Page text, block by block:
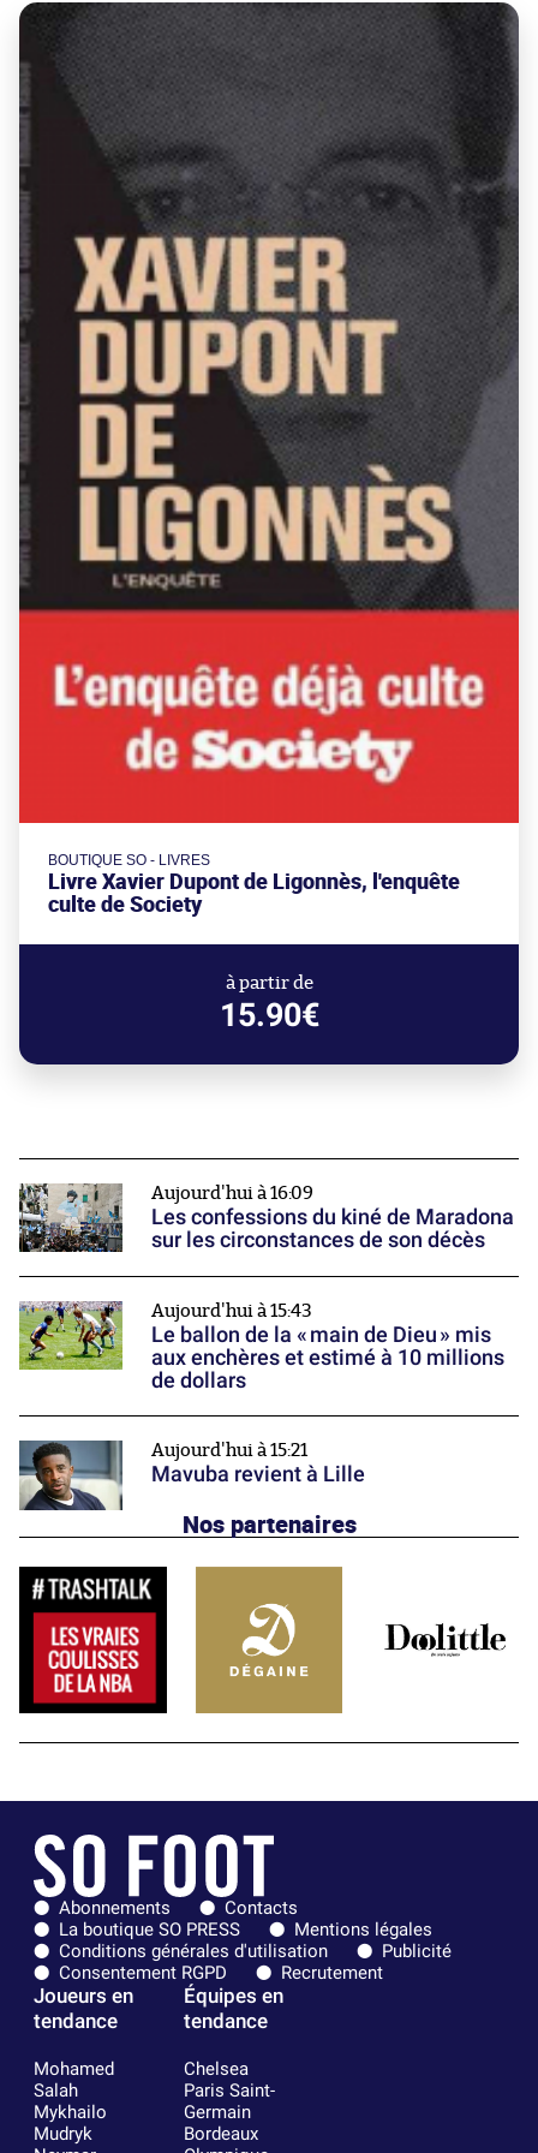
BOUTIQUE SO - LIVRES
Livre Xavier Dupont de Ligonnès, l'enquête
culte de Society
à partir de
15.90€
Aujourd'hui à 16:09
Les confessions du kiné de Maradona
sur les circonstances de son décès
Aujourd'hui à 15:43
Le ballon de la « main de Dieu » mis
aux enchères et estimé à 10 millions
de dollars
Aujourd'hui à 15:21
Mavuba revient à Lille
Nos partenaires
Abonnements
Contacts
La boutique SO PRESS
Mentions légales
Conditions générales d'utilisation
Publicité
Consentement RGPD
Recrutement
Joueurs en
tendance
Mohamed
Salah
Mykhailo
Mudryk
Équipes en
tendance
Chelsea
Paris Saint-
Germain
Bordeaux